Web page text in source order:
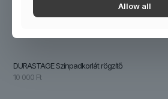
DURASTAGE Színpadkorlát rögzítő
10 000 Ft
Allow all